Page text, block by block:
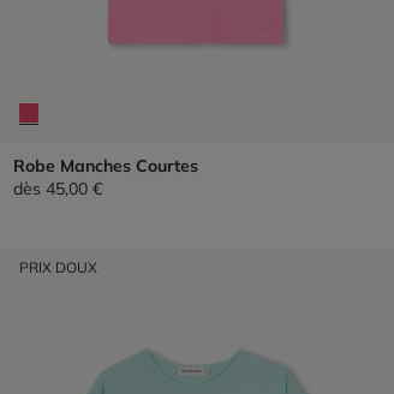
Robe Manches Courtes
dès 45,00 €
PRIX DOUX